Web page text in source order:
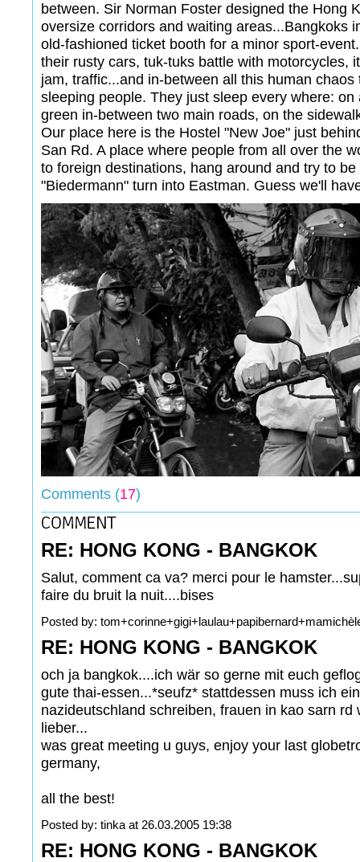
between. Sir Norman Foster designed the Hong
oversize corridors and waiting areas...Bangkoks
old-fashioned ticket booth for a minor sport-
their rusty cars, tuk-tuks battle with motorcycles,
jam, traffic...and in-between all this human
sleeping people. They just sleep every where:
green in-between two main roads, on the
Our place here is the Hostel "New Joe" just
San Rd. A place where people from all over the
to foreign destinations, hang around and try to
"Biedermann" turn into Eastman. Guess we'll
Comments (17)
RE: HONG KONG - BANGKOK
Salut, comment ca va? merci pour le
faire du bruit la nuit....bises
Posted by:
RE: HONG KONG - BANGKOK
och ja bangkok....ich wär so gerne mit euch
gute thai-essen...*seufz* stattdessen muss ich
nazideutschland schreiben, frauen in kao sarn rd
lieber...
was great meeting u guys, enjoy your last
germany,
all the best!
Posted by: tinka at 26.03.2005 19:38
RE: HONG KONG - BANGKOK